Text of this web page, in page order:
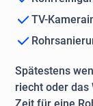
TV-
Spätestens
riecht oder das